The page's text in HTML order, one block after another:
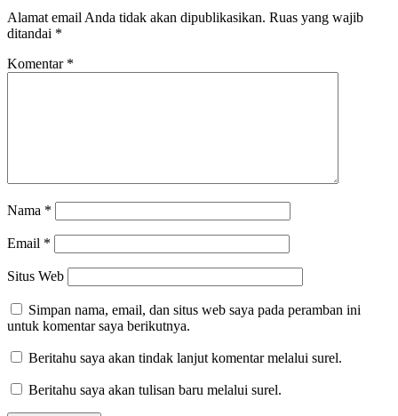
Alamat email Anda tidak akan dipublikasikan. Ruas yang wajib
ditandai *
Komentar *
Nama *
Email *
Situs Web
Simpan nama, email, dan situs web saya pada peramban ini
untuk komentar saya berikutnya.
Beritahu saya akan tindak lanjut komentar melalui surel.
Beritahu saya akan tulisan baru melalui surel.